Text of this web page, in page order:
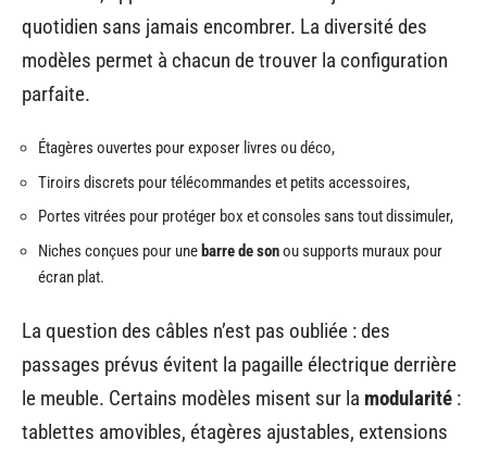
quotidien sans jamais encombrer. La diversité des
modèles permet à chacun de trouver la configuration
parfaite.
Étagères ouvertes pour exposer livres ou déco,
Tiroirs discrets pour télécommandes et petits accessoires,
Portes vitrées pour protéger box et consoles sans tout dissimuler,
Niches conçues pour une barre de sonou supports muraux pour
écran plat.
La question des câbles n’est pas oubliée : des
passages prévus évitent la pagaille électrique derrière
le meuble. Certains modèles misent sur la modularité :
tablettes amovibles, étagères ajustables, extensions